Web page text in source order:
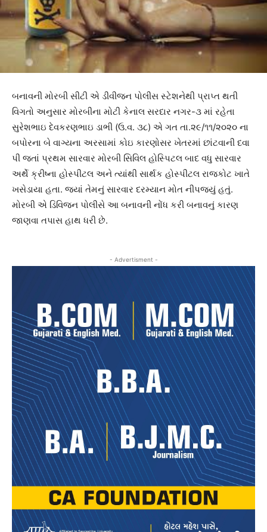
બનાવની મોરબી સીટી એ ડીવીજન પોલીસ સ્ટેશનેથી પ્રાપ્ત થતી
વિગતો અનુસાર મોરબીના મોટી કેનાલ સરદાર નગર-૩ માં રહેતા
સુરેશભાઇ દેવકરણભાઇ ડાભી (ઉ.વ. ૩૮) એ ગત તા.૨૯/૧૧/૨૦૨૦ ના
બપોરના બે વાગ્યના અરસામાં કોઇ કારણોસર ખેતરમાં છાંટવાની દવા
પી જતાં પ્રથમ સારવાર મોરબી સિવિલ હોસ્પિટલ બાદ વધુ સારવાર
અર્થે ક્રીષ્ના હોસ્પીટલ અને ત્યાંથી સાર્થક હોસ્પીટલ રાજકોટ ખાતે
ખસેડાયા હતા. જ્યાં તેમનું સારવાર દરમ્યાન મોત નીપજ્યું હતું.
મોરબી એ ડિવિજન પોલીસે આ બનાવની નોંધ કરી બનાવનું કારણ
જાણવા તપાસ હાથ ધરી છે.
- Advertisment -